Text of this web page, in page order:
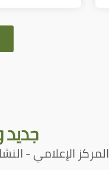
جديد
المركز الإعلامي -